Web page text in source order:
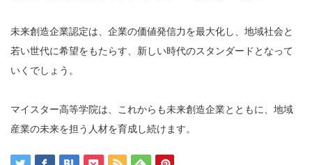
未来創造企業認定は、企業の価値発信力を最大化し、地域社会と
若い世代に希望をもたらす、新しい時代のスタンダードとなって
いくでしょう。
マイスター高等学院は、これからも未来創造企業とともに、地域
産業の未来を担う人材を育成し続けます。